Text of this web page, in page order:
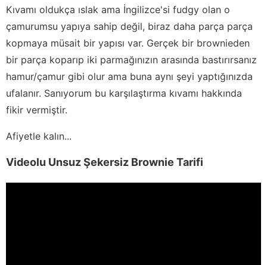
Kıvamı oldukça ıslak ama İngilizce'si fudgy olan o
çamurumsu yapıya sahip değil, biraz daha parça parça
kopmaya müsait bir yapısı var. Gerçek bir brownieden
bir parça koparıp iki parmağınızın arasında bastırırsanız
hamur/çamur gibi olur ama buna aynı şeyi yaptığınızda
ufalanır. Sanıyorum bu karşılaştırma kıvamı hakkında
fikir vermiştir.
Afiyetle kalın...
Videolu Unsuz Şekersiz Brownie Tarifi